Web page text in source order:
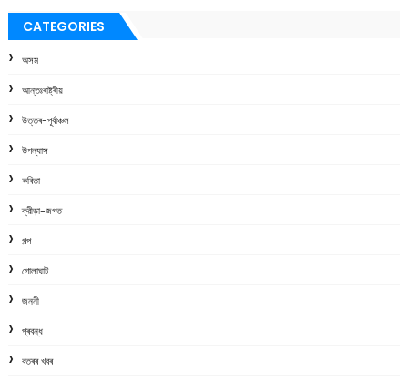
CATEGORIES
অসম
আন্তঃৰাষ্ট্ৰীয়
উত্তৰ-পূৰ্বাঞ্চল
উপন্যাস
কবিতা
ক্রীড়া-জগত
গল্প
গোলাঘাট
জননী
প্ৰবন্ধ
বতৰৰ খবৰ